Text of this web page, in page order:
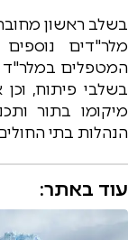
מלר"דים
המטפלים במלר"ד
בשלבי פיתוח,
מיקומו בתור
הנהלות בתי
עוד באתר: